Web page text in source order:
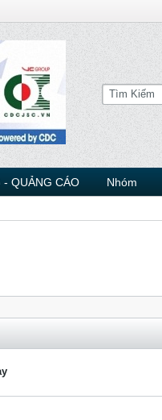
- QUẢNG CÁO Nhóm